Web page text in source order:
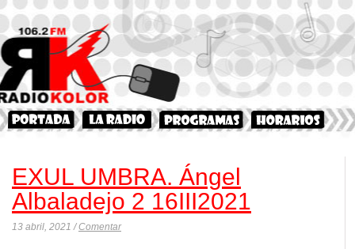
EXUL UMBRA. Ángel
Albaladejo 2 16III2021
13 abril, 2021 /Comentar